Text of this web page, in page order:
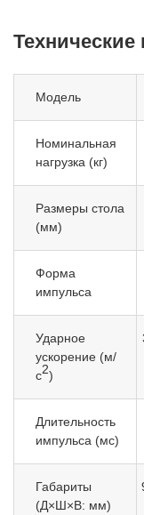
Модель
Номинальная
нагрузка (кг)
Размеры стола
(мм)
Форма
импульса
Ударное
ускорение (м/
с2)
Длительность
импульса (мс)
Габариты
(Д×Ш×В: мм)